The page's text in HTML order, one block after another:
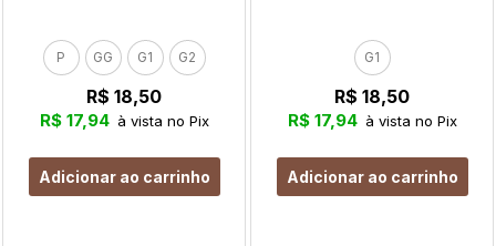
P GG G1 G2
R$ 18,50
R$ 17,94 à vista no Pix
Adicionar ao carrinho
G1
R$ 18,50
R$ 17,94 à vista no Pix
Adicionar ao carrinho